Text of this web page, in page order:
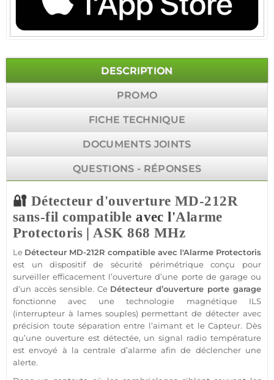
DESCRIPTION
PROMO
FICHE TECHNIQUE
DOCUMENTS JOINTS
QUESTIONS - RÉPONSES
🔐 Détecteur d'ouverture MD-212R
sans-fil compatible avec l'Alarme
Protectoris|ASK 868 MHz
Le Détecteur MD-212R compatible avec l'Alarme Protectoris
est un dispositif de sécuritépérimétrique conçu pour
surveiller efficacement l’ouverture d’une porte de garageou
d’un accès sensible. Ce Détecteur d’ouverture portegarage
fonctionne avec une technologie magnétique ILS
(interrupteur à lames souples) permettant de détecter avec
précision toute séparation entre l’aimant et leCapteur. Dès
qu’une ouverture est détectée, un signal radio température
est envoyé à lacentrale d’alarmeafin de déclencher une
alerte.